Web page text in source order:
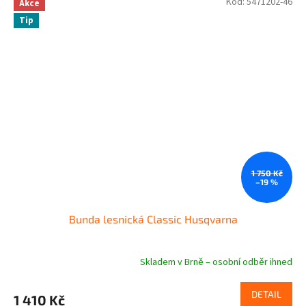
Akce
Tip
1 750 Kč
–19 %
Bunda lesnická Classic Husqvarna
je
Skladem v Brně – osobní odběr ihned
1 410 Kč DETAIL